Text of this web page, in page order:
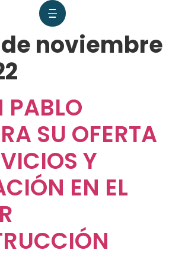
noviembre
PABLO
SU OFERTA
Y
EN EL